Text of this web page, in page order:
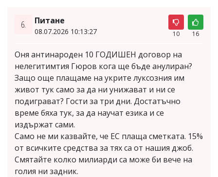
6. Питане
08.07.2026 10:13:27 10 16
Оня антинароден 10 ГОДИШЕН договор на
нелегитимтия Гюров кога ще бъде анулиран?
Защо още плащаме на укрите луксозния им
живот тук само за да ни унижават и ни се
подиграват? Гости за три дни. Достатъчно
време бяха тук, за да научат езика и се
издържат сами.
Само не ми казвайте, че ЕС плаща сметката. 15%
от всичките средства за тях са от нашия джоб.
Смятайте колко милиарди са може би вече на
голия ни задник.